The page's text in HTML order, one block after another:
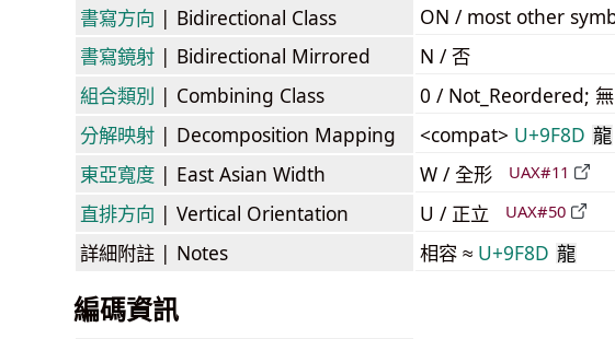
書寫方向 | Bidirectional Class
ON / most other
書寫鏡射 | Bidirectional Mirrored
N / 否
組合類別 | Combining Class
0 / Not_Reordered; 無
分解映射 | Decomposition Mapping <compat> U+9F8D 龍
東亞寬度 | East Asian Width W / 全形 UAX#11
直排方向 | Vertical Orientation U / 正立 UAX#50
詳細附註 | Notes 相容 ≈ U+9F8D 龍
編碼資訊